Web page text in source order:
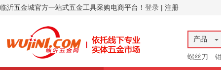
临沂五金城官方一站式五金工具采购电商平台！ 登录 | 注册
产品
螺丝刀